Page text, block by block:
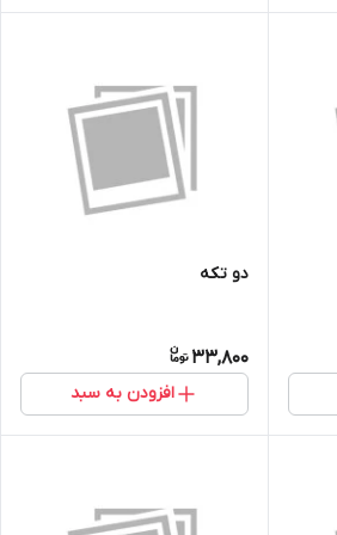
دو تکه
33,800
افزودن به سبد